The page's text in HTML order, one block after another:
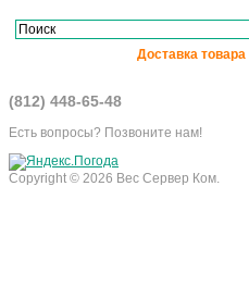
Доставка
(812) 448-65-48
Есть вопросы? Позвоните нам!
Copyright © 2026 Вес Сервер Ком.